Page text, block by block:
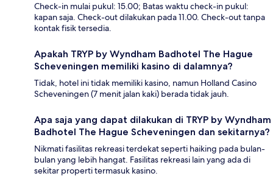
Check-in mulai pukul: 15.00; Batas waktu check-in pukul:
kapan saja. Check-out dilakukan pada 11.00. Check-out tanpa
kontak fisik tersedia.
Apakah TRYP by Wyndham Badhotel The Hague
Scheveningen memiliki kasino di dalamnya?
Tidak, hotel ini tidak memiliki kasino, namun Holland Casino
Scheveningen (7 menit jalan kaki) berada tidak jauh.
Apa saja yang dapat dilakukan di TRYP by Wyndham
Badhotel The Hague Scheveningen dan sekitarnya?
Nikmati fasilitas rekreasi terdekat seperti haiking pada bulan-
bulan yang lebih hangat. Fasilitas rekreasi lain yang ada di
sekitar properti termasuk kasino.